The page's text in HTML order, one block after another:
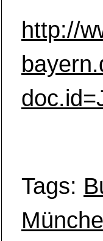
http://
Tags: